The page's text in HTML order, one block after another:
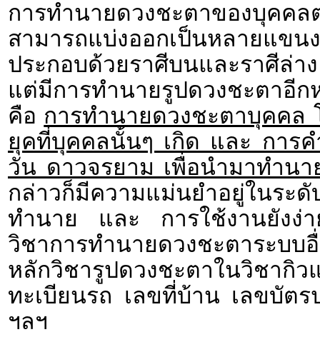
การทำนายดวงชะตาของบุคค
สามารถแบ่งออกเป็นหลายแขน
ประกอบด้วยราศีบนและราศีล่
แต่มีการทำนายรูปดวงชะตาอี
คือ การทำนายดวงชะตาบุคค
ยุคที่บุคคลนั้นๆ เกิด และ การ
วัน ดาวจรยาม เพื่อนำมาทำน
กล่าวก็มีความแม่นยำอยู่ในร
ทำนาย และ การใช้งานยังง่า
วิชาการทำนายดวงชะตาระบ
หลักวิชารูปดวงชะตาในวิช
ทะเบียนรถ เลขที่บ้าน เลขบัต
ฯลฯ